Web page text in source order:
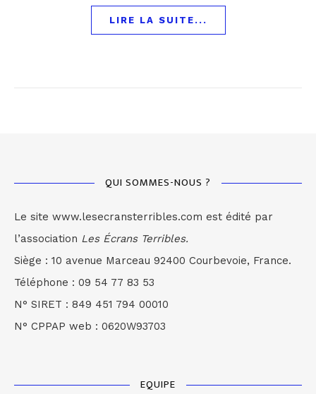
LIRE LA SUITE...
QUI SOMMES-NOUS ?
Le site www.lesecransterribles.com est édité par
l’association Les Écrans Terribles.
Siège : 10 avenue Marceau 92400 Courbevoie, France.
Téléphone : 09 54 77 83 53
N° SIRET : 849 451 794 00010
N° CPPAP web : 0620W93703
EQUIPE